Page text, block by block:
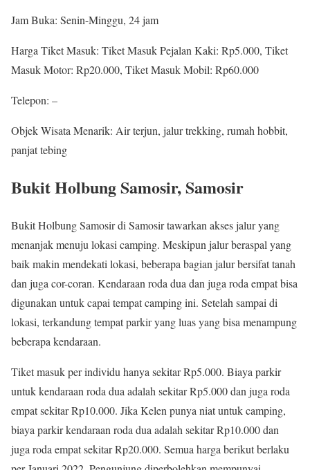
Jam Buka: Senin-Minggu, 24 jam
Harga Tiket Masuk: Tiket Masuk Pejalan Kaki: Rp5.000, Tiket
Masuk Motor: Rp20.000, Tiket Masuk Mobil: Rp60.000
Telepon: –
Objek Wisata Menarik: Air terjun, jalur trekking, rumah hobbit,
panjat tebing
Bukit Holbung Samosir, Samosir
Bukit Holbung Samosir di Samosir tawarkan akses jalur yang
menanjak menuju lokasi camping. Meskipun jalur beraspal yang
baik makin mendekati lokasi, beberapa bagian jalur bersifat tanah
dan juga cor-coran. Kendaraan roda dua dan juga roda empat bisa
digunakan untuk capai tempat camping ini. Setelah sampai di
lokasi, terkandung tempat parkir yang luas yang bisa menampung
beberapa kendaraan.
Tiket masuk per individu hanya sekitar Rp5.000. Biaya parkir
untuk kendaraan roda dua adalah sekitar Rp5.000 dan juga roda
empat sekitar Rp10.000. Jika Kelen punya niat untuk camping,
biaya parkir kendaraan roda dua adalah sekitar Rp10.000 dan
juga roda empat sekitar Rp20.000. Semua harga berikut berlaku